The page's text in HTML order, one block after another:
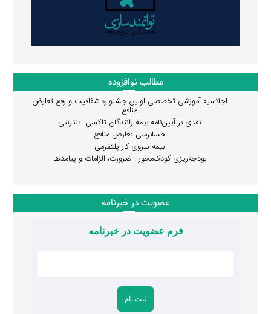
مطالب نوافزوده
اجلاسیه آموزشی تخصصی اولین جشنواره شفافیت و رفع تعارض
منافع
نقدی بر آیین‌نامه بیمه رانندگان تاکسی اینترنتی
حسابرسی تعارض منافع
بیمه نیروی کار پلتفرمی
بودجه‌ریزی کودک‌محور : ضرورت، الزامات و پیامدها
عضویت در خبرنامه
فرم عضویت در خبرنامه